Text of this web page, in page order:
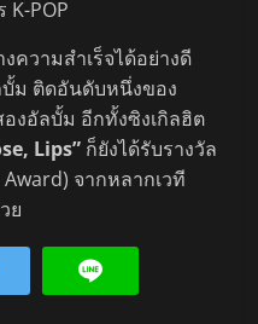
K-POP
ความสำเร็จได้อย่างดี
ม ติดอันดับหนึ่งของ
องอัลบั้ม อีกทั้งซิงเกิลฮิต
Lips” ก็ยังได้รับรางวัล
จากหลากเวที
ย